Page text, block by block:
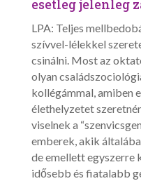
esetleg jelenleg
LPA: Teljes
szívvel-lélekkel
csinálni. Most az
olyan
kollégámmal, amiben
élethelyzetet
viselnek a
emberek, akik
de emellett egyszerre
idősebb és fiatalabb